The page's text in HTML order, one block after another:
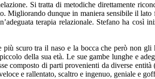
Si tratta di metodiche direttamente
Migliorando dunque in maniera sensibile il
terapia relazionale. Stefano ha così
scuro tra il naso e la bocca che però non
della sua età. Le sue gambe lunghe e
composto di parti provenienti da diverse
e rallentato, scaltro e ingenuo, geniale e